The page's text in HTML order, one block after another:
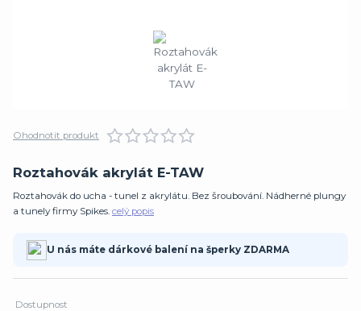
Ohodnotit produkt
Roztahovák akrylát E-TAW
Roztahovák do ucha - tunel z akrylátu. Bez šroubování. Nádherné plungy
a tunely firmy Spikes. celý popis
U nás máte dárkové balení na šperky ZDARMA
Dostupnost